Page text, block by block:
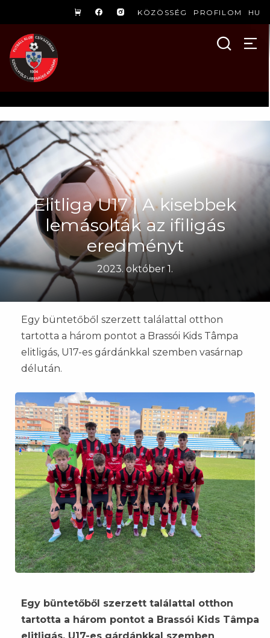
KÖZÖSSÉG PROFILOM HU
Elitliga U17 | A kisebbek
lemásolták az ifiligás
eredményt
2023. október 1.
Egy büntetőből szerzett találattal otthon
tartotta a három pontot a Brassói Kids Tâmpa
elitligás, U17-es gárdánkkal szemben vasárnap
délután.
Egy büntetőből szerzett találattal otthon
tartotta a három pontot a Brassói Kids Tâmpa
elitligás, U17-es gárdánkkal szemben